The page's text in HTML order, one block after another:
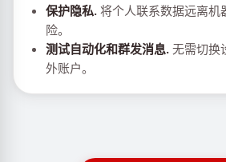
保护隐私. 将个人联系数据远离机
险。
测试自动化和群发消息. 无需切换
外账户。